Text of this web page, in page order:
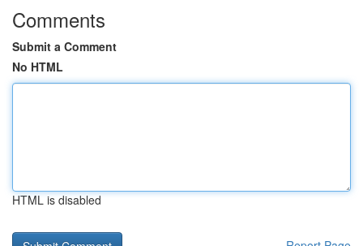
Comments
Submit a Comment
No HTML
HTML is disabled